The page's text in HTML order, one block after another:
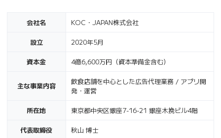
会社名 KOC・JAPAN株式会社
設立 2020年5月
資本金 4億6,600万円（資本準備金含む）
主な事業内容
飲食店舗を中心とした広告代理業務 / アプリ開
発・運営
所在地 東京都中央区銀座7-16-21 銀座木挽ビル4階
代表取締役 秋山 博士